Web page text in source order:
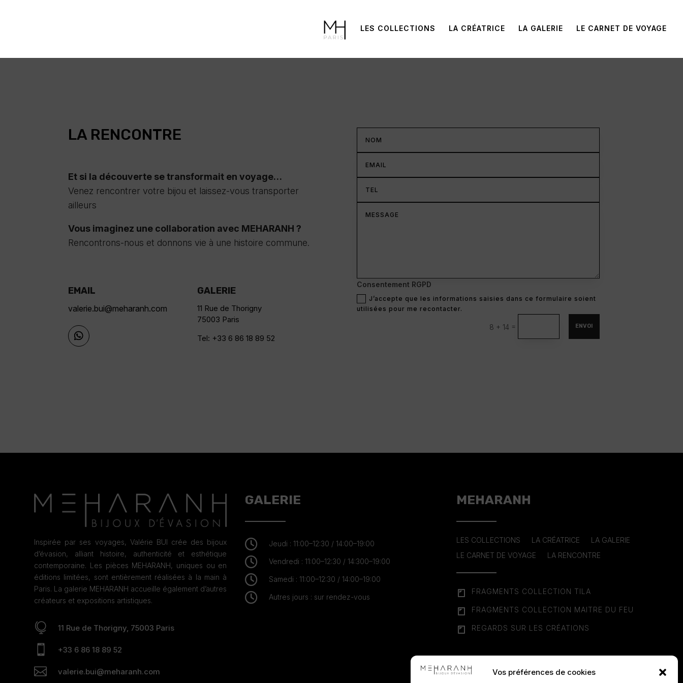
Vos préférences de cookies
LES COLLECTIONS LA CRÉATRICE LA GALERIE LE CARNET DE VOYAGE
LA RENCONTRE
Et si la découverte se transformait en voyage…
Venez rencontrer votre bijou et laissez-vous transporter
ailleurs
Vous imaginez une collaboration avec MEHARANH ?
Rencontrons-nous et donnons vie à une histoire commune.
EMAIL
valerie.bui@meharanh.com
GALERIE
11 Rue de Thorigny
75003 Paris
Tel: +33 6 86 18 89 52
Consentement RGPD
J’accepte que les informations saisies dans ce formulaire soient
utilisées pour me recontacter.
8 + 14 = ENVOI
Inspirée par ses voyages, Valérie BUI crée des bijoux
d’évasion, alliant histoire, authenticité et esthétique
contemporaine. Les pièces MEHARANH, uniques ou en
éditions limitées, sont entièrement réalisées à la main à
Paris. La galerie MEHARANH accueille également d’autres
créateurs et expositions artistiques.
 11 Rue de Thorigny, 75003 Paris
 +33 6 86 18 89 52
 valerie.bui@meharanh.com
GALERIE
 Jeudi : 11:00–12:30 / 14:00–19:00
 Vendredi : 11:00–12:30 / 14:300–19:00
 Samedi : 11:00–12:30 / 14:00–19:00
 Autres jours : sur rendez-vous
MEHARANH
LES COLLECTIONS LA CRÉATRICE
LA GALERIE
LE CARNET DE VOYAGE
LA RENCONTRE
FRAGMENTS COLLECTION TILA
FRAGMENTS COLLECTION MAITRE DU FEU
REGARDS SUR LES CRÉATIONS
NOUS SUIVRE